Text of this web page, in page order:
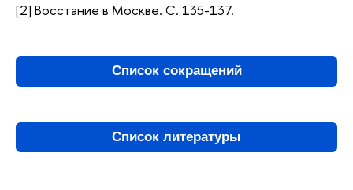
[2] Восстание в Москве. С. 135-137.
Список сокращений
Список литературы